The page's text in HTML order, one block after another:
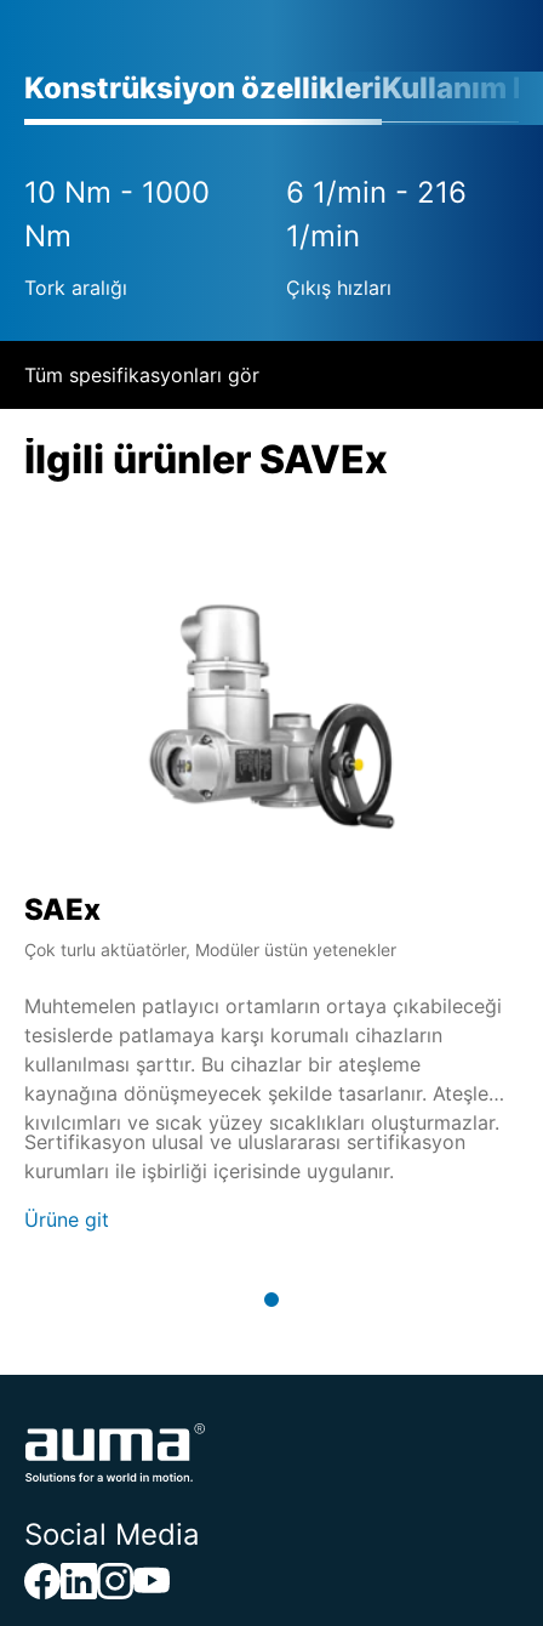
Konstrüksiyon özellikleriKullanım
10 Nm - 1000
Nm
Tork aralığı
6 1/min - 216
1/min
Çıkış hızları
Tüm spesifikasyonları gör
İlgili ürünler SAVEx
SAEx
Çok turlu aktüatörler, Modüler üstün yetenekler
Muhtemelen patlayıcı ortamların ortaya çıkabileceği
tesislerde patlamaya karşı korumalı cihazların
kullanılması şarttır. Bu cihazlar bir ateşleme
kaynağına dönüşmeyecek şekilde tasarlanır. Ateşleme
kıvılcımları ve sıcak yüzey sıcaklıkları oluşturmazlar.
Sertifikasyon ulusal ve uluslararası sertifikasyon
kurumları ile işbirliği içerisinde uygulanır.
Ürüne git
Social Media